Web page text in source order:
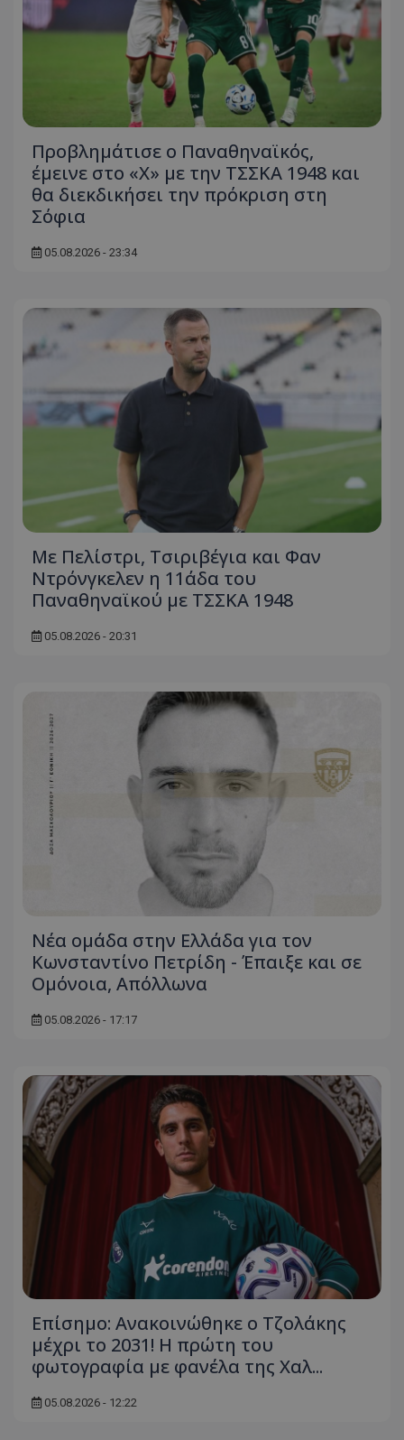
Προβλημάτισε ο Παναθηναϊκός,
έμεινε στο «Χ» με την ΤΣΣΚΑ 1948 και
θα διεκδικήσει την πρόκριση στη
Σόφια
05.08.2026 - 23:34
Με Πελίστρι, Τσιριβέγια και Φαν
Ντρόνγκελεν η 11άδα του
Παναθηναϊκού με ΤΣΣΚΑ 1948
05.08.2026 - 20:31
Νέα ομάδα στην Ελλάδα για τον
Κωνσταντίνο Πετρίδη - Έπαιξε και σε
Ομόνοια, Απόλλωνα
05.08.2026 - 17:17
Επίσημο: Ανακοινώθηκε ο Τζολάκης
μέχρι το 2031! Η πρώτη του
φωτογραφία με φανέλα της Χαλ...
05.08.2026 - 12:22